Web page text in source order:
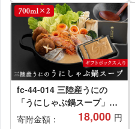
fc-44-014 三陸産うにの
「うにしゃぶ鍋スープ」
700ml（3～4人前）×2パッ
寄附金額： 18,000 円